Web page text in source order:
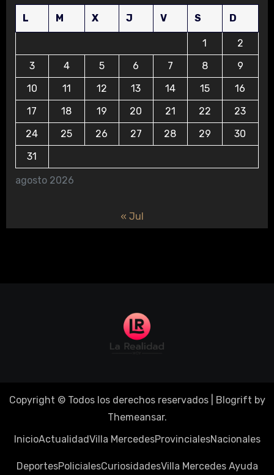
agosto 2026
L M X J V S D
1
2
3
4 5 6 7 8
9
10
11 12 13 14 15
16
17
18 19 20 21 22
23
24
25 26 27 28 29
30
31
« Jul
Copyright © Todos los derechos reservados Blogrift by
Themeansar.
InicioActualidadVilla MercedesProvincialesNacionales
DeportesPolicialesCuriosidadesVilla Mercedes Ayuda